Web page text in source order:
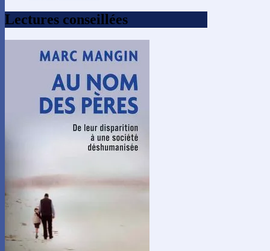
Lectures conseillées